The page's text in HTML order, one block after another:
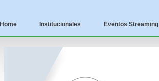
Home Institucionales Eventos Streaming